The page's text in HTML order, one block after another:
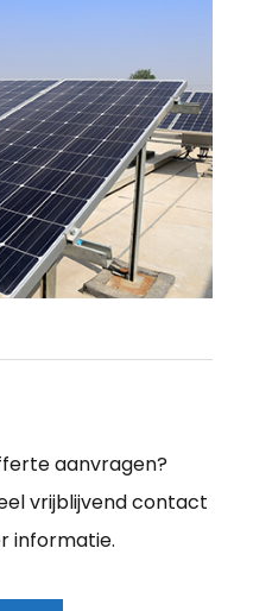
aanvragen?
vrijblijvend contact
informatie.